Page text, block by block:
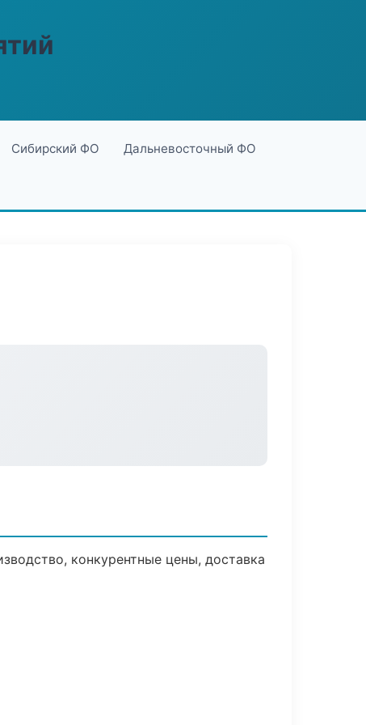
Сибирский ФО Дальневосточный ФО
конкурентные цены, доставка